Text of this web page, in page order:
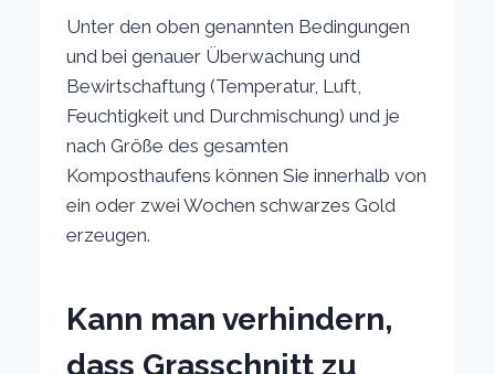
Unter den oben genannten Bedingungen
und bei genauer Überwachung und
Bewirtschaftung (Temperatur, Luft,
Feuchtigkeit und Durchmischung) und je
nach Größe des gesamten
Komposthaufens können Sie innerhalb von
ein oder zwei Wochen schwarzes Gold
erzeugen.
Kann man verhindern,
dass Grasschnitt zu